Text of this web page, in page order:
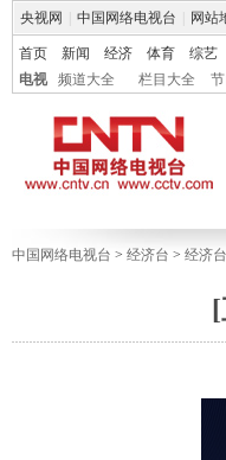
央视网 中国网络电视台 网站
首页 新闻 经济 体育 综艺
电视
频道大全 栏目大全
中国网络电视台 > 经济台 > 经济